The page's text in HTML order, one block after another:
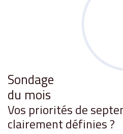
Sondage
du mois
Vos priorités de
clairement définies ?